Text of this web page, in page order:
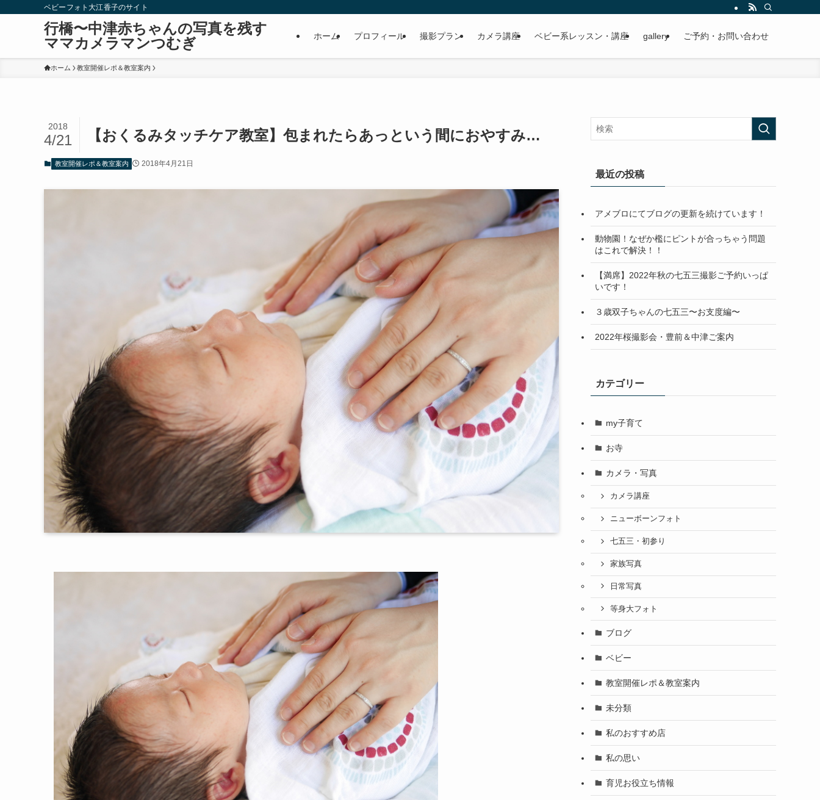
ベビーフォト大江香子のサイト
行橋〜中津赤ちゃんの写真を残す
ママカメラマンつむぎ
ホーム プロフィール 撮影プラン カメラ講座 ベビー系レッスン・講座 gallery ご予約・お問い合わせ
ホーム 教室開催レポ＆教室案内
【おくるみタッチケア教室】包まれたらあっという間におやすみ…
2018
4/21
教室開催レポ＆教室案内 2018年4月21日
最近の投稿
アメブロにてブログの更新を続けています！
動物園！なぜか檻にピントが合っちゃう問題
はこれで解決！！
【満席】2022年秋の七五三撮影ご予約いっぱ
いです！
３歳双子ちゃんの七五三〜お支度編〜
2022年桜撮影会・豊前＆中津ご案内
カテゴリー
my子育て
お寺
カメラ・写真
カメラ講座
ニューボーンフォト
七五三・初参り
家族写真
日常写真
等身大フォト
ブログ
ベビー
教室開催レポ＆教室案内
未分類
私のおすすめ店
私の思い
育児お役立ち情報